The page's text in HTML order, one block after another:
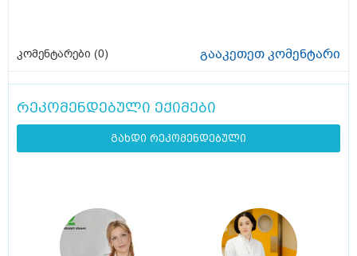
კომენტარები (0) გააკეთეთ კომენტარი
რეკომენდებული ექიმები
გახდი რეკომენდებული